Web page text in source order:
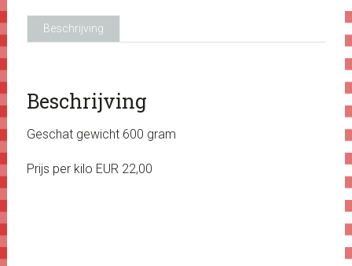
Beschrijving
Beschrijving
Geschat gewicht 600 gram
Prijs per kilo EUR 22,00